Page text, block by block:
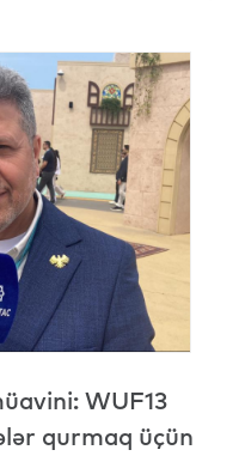
WUF13
qurmaq üçün